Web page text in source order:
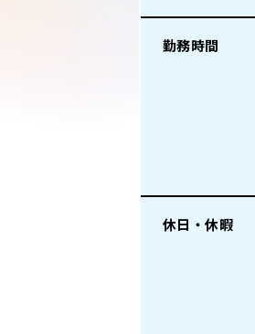
勤務時間
休日・休暇